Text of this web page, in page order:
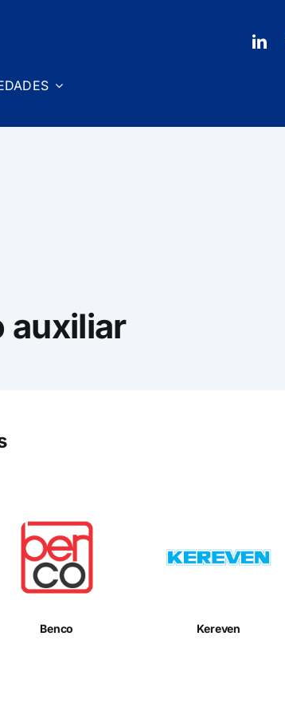
auxiliar
Benco Kereven